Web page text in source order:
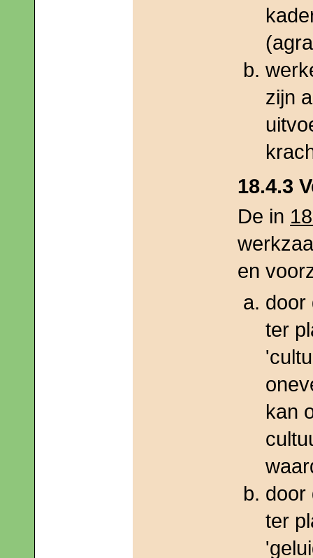
zijn
18.4.3
De in
en
door
ter
kan
door
ter